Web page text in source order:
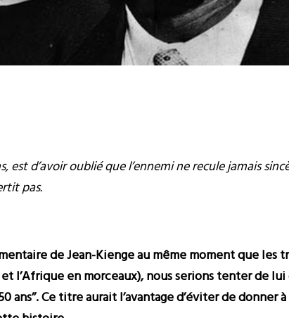
d’avoir oublié que l’ennemi ne recule jamais
pas.
de Jean-Kienge au même moment que les
l’Afrique en morceaux), nous serions tenter de
ans’’. Ce titre aurait l’avantage d’éviter de donner